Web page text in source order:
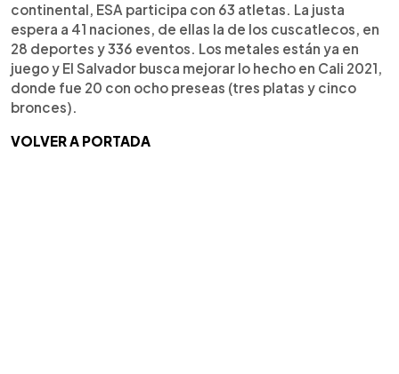
continental, ESA participa con 63 atletas. La justa
espera a 41 naciones, de ellas la de los cuscatlecos, en
28 deportes y 336 eventos. Los metales están ya en
juego y El Salvador busca mejorar lo hecho en Cali 2021,
donde fue 20 con ocho preseas (tres platas y cinco
bronces).
VOLVER A PORTADA